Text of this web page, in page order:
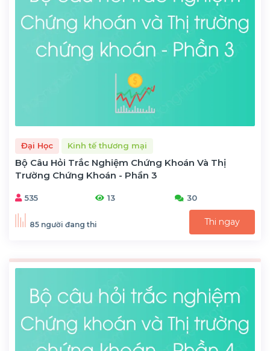
Đại Học Kinh tế thương mại
Bộ Câu Hỏi Trắc Nghiệm Chứng Khoán Và Thị
Trường Chứng Khoán - Phần 3
535 13 30
85 người đang thi Thi ngay